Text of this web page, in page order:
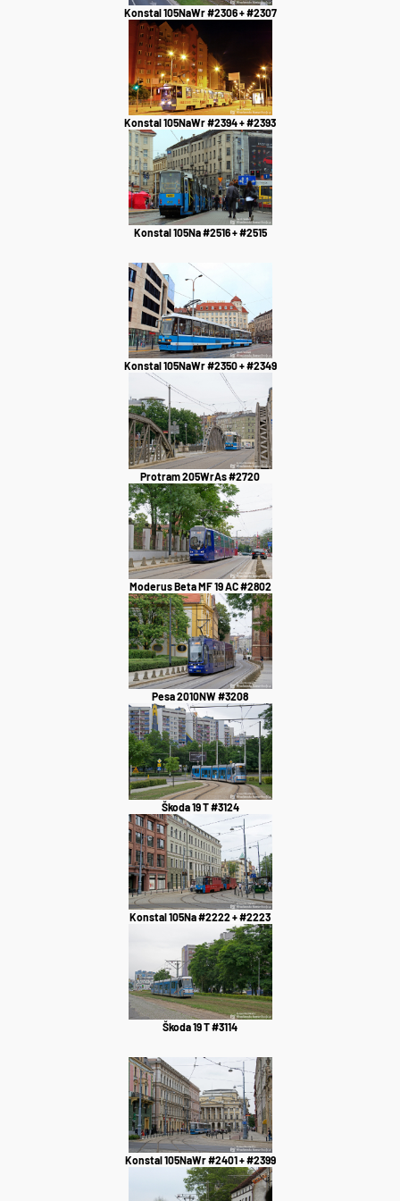
Konstal 105NaWr #2306 + #2307
Konstal 105NaWr #2394 + #2393
Konstal 105Na #2516 + #2515
Konstal 105NaWr #2350 + #2349
Protram 205WrAs #2720
Moderus Beta MF 19 AC #2802
Pesa 2010NW #3208
Škoda 19 T #3124
Konstal 105Na #2222 + #2223
Škoda 19 T #3114
Konstal 105NaWr #2401 + #2399